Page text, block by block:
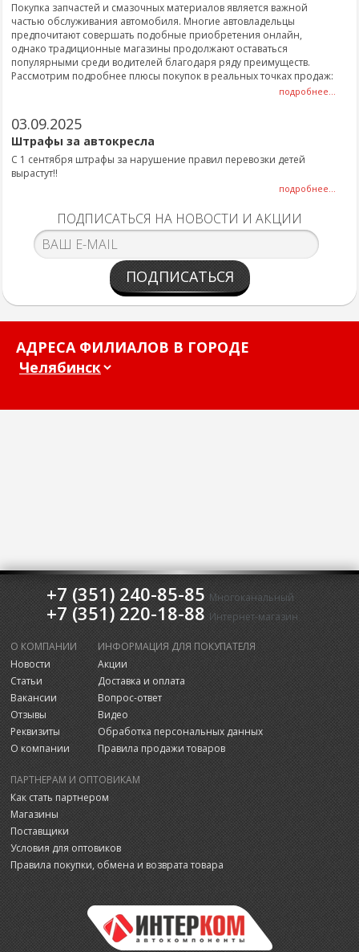
Покупка запчастей и смазочных материалов является важной
частью обслуживания автомобиля. Многие автовладельцы
предпочитают совершать подобные приобретения онлайн,
однако традиционные магазины продолжают оставаться
популярными среди водителей благодаря ряду преимуществ.
Рассмотрим подробнее плюсы покупок в реальных точках продаж:
подробнее...
03.09.2025
Штрафы за автокресла
С 1 сентября штрафы за нарушение правил перевозки детей
вырастут!!
подробнее...
ПОДПИСАТЬСЯ НА НОВОСТИ И АКЦИИ
ПОДПИСАТЬСЯ
АДРЕСА ФИЛИАЛОВ В ГОРОДЕ
+7 (351) 240-85-85 Многоканальный
+7 (351) 220-18-88 Интернет-магазин
О КОМПАНИИ
Новости
Статьи
Вакансии
Отзывы
Реквизиты
О компании
ИНФОРМАЦИЯ ДЛЯ ПОКУПАТЕЛЯ
Акции
Доставка и оплата
Вопрос-ответ
Видео
Обработка персональных данных
Правила продажи товаров
ПАРТНЕРАМ И ОПТОВИКАМ
Как стать партнером
Магазины
Поставщики
Условия для оптовиков
Правила покупки, обмена и возврата товара